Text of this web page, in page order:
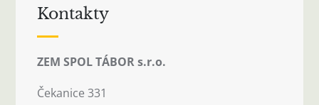
Kontakty
ZEM SPOL TÁBOR s.r.o.
Čekanice 331